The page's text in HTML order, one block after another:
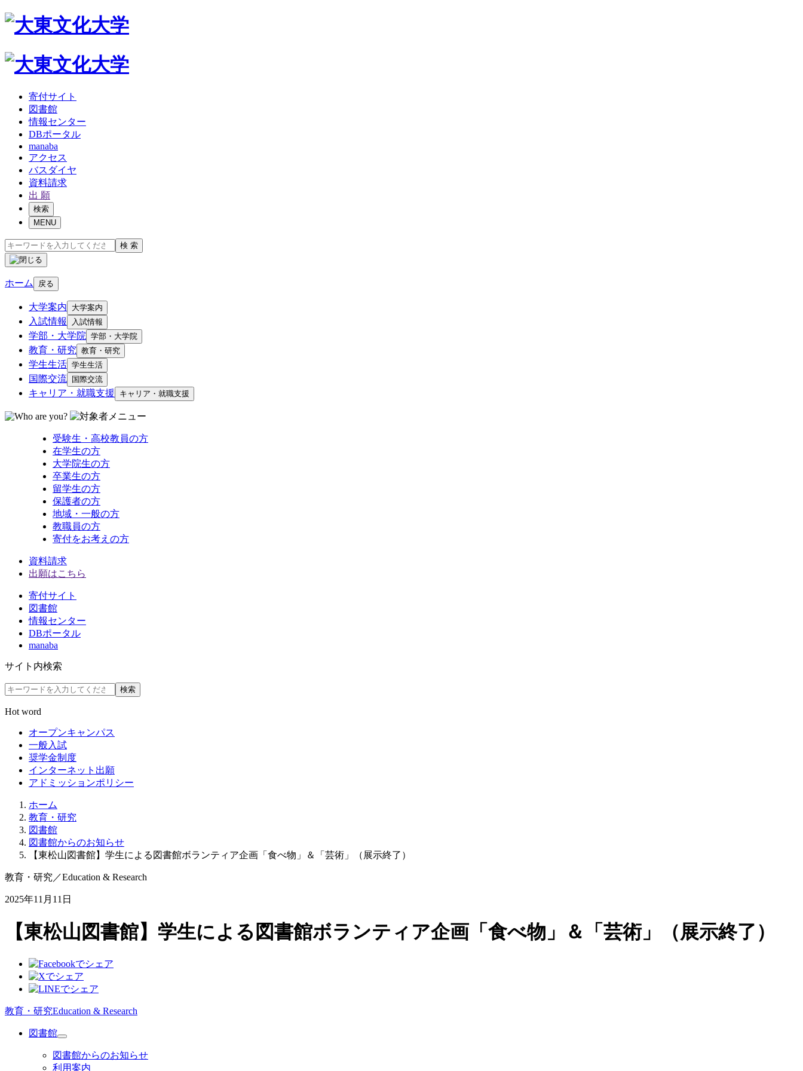
寄付サイト
図書館
情報センター
DBポータル
manaba
アクセス
バスダイヤ
資料請求
出 願
検索
MENU
検 索
ホーム 戻る
大学案内 大学案内
入試情報 入試情報
学部・大学院 学部・大学院
教育・研究 教育・研究
学生生活 学生生活
国際交流 国際交流
キャリア・就職支援 キャリア・就職支援
受験生・高校教員の方
在学生の方
大学院生の方
卒業生の方
留学生の方
保護者の方
地域・一般の方
教職員の方
寄付をお考えの方
資料請求
出願はこちら
寄付サイト
図書館
情報センター
DBポータル
manaba
サイト内検索
検索
Hot word
オープンキャンパス
一般入試
奨学金制度
インターネット出願
アドミッションポリシー
ホーム
教育・研究
図書館
図書館からのお知らせ
【東松山図書館】学生による図書館ボランティア企画「食べ物」＆「芸術」（展示終了）
教育・研究 ／Education & Research
2025年11月11日
【東松山図書館】学生による図書館ボランティア企画「食べ物」＆「芸術」（展示終了）
教育・研究Education & Research
図書館
図書館からのお知らせ
利用案内